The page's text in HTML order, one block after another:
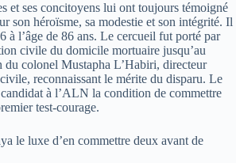
et ses concitoyens lui ont toujours témoigné
son héroïsme, sa modestie et son intégrité. Il
à l’âge de 86 ans. Le cercueil fut porté par
civile du domicile mortuaire jusqu’au
du colonel Mustapha L’Habiri, directeur
reconnaissant le mérite du disparu. Le
à l’ALN la condition de commettre
test-courage.
le luxe d’en commettre deux avant de